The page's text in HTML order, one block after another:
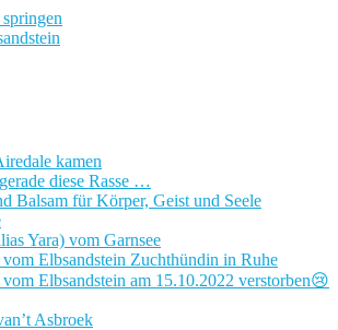
Elbsandstein
kamen
diese Rasse …
Balsam für Körper, Geist und Seele
Yara) vom Garnsee
vom Elbsandstein Zuchthündin in Ruhe
Elbsandstein am 15.10.2022 verstorben😢
Asbroek